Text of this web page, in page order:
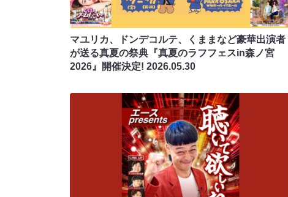
マユリカ、ドンデコルテ、くままなど豪華出演者
が送る真夏の祭典『真夏のラフフェスin森ノ宮
2026』開催決定! 2026.05.30